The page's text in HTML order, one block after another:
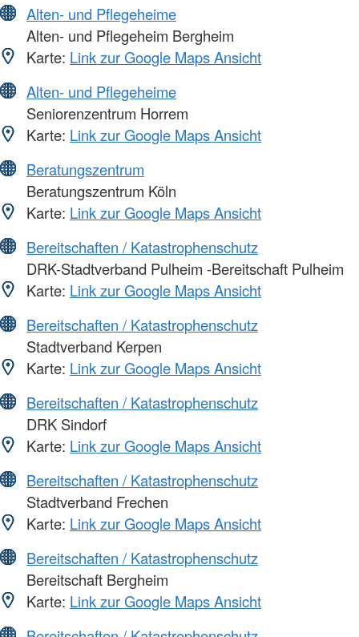
Alten- und Pflegeheime
Alten- und Pflegeheim Bergheim
Karte: Link zur Google Maps Ansicht
Alten- und Pflegeheime
Seniorenzentrum Horrem
Karte: Link zur Google Maps Ansicht
Beratungszentrum
Beratungszentrum Köln
Karte: Link zur Google Maps Ansicht
Bereitschaften / Katastrophenschutz
DRK-Stadtverband Pulheim -Bereitschaft Pulheim
Karte: Link zur Google Maps Ansicht
Bereitschaften / Katastrophenschutz
Stadtverband Kerpen
Karte: Link zur Google Maps Ansicht
Bereitschaften / Katastrophenschutz
DRK Sindorf
Karte: Link zur Google Maps Ansicht
Bereitschaften / Katastrophenschutz
Stadtverband Frechen
Karte: Link zur Google Maps Ansicht
Bereitschaften / Katastrophenschutz
Bereitschaft Bergheim
Karte: Link zur Google Maps Ansicht